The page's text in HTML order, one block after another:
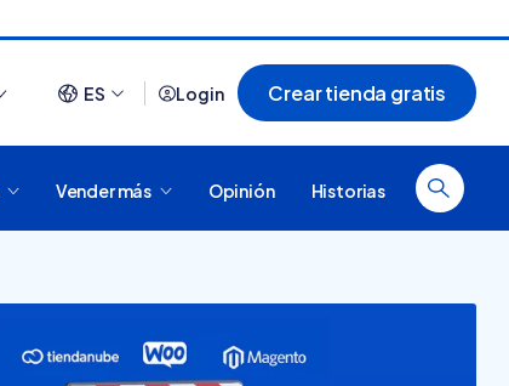
ES Login Crear tienda gratis
Vender más Opinión Historias